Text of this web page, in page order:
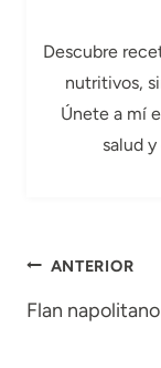
Descubre
nutritivos,
Únete a mí
salud
de
ANTERIOR
Flan